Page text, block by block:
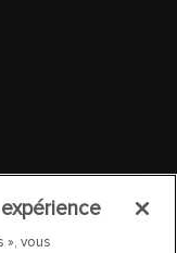
», vous